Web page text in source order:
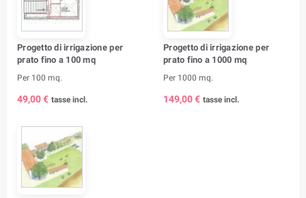
Progetto di irrigazione per
prato fino a 100 mq
Per 100 mq.
49,00 € tasse incl.
Progetto di irrigazione per
prato fino a 1000 mq
Per 1000 mq.
149,00 € tasse incl.